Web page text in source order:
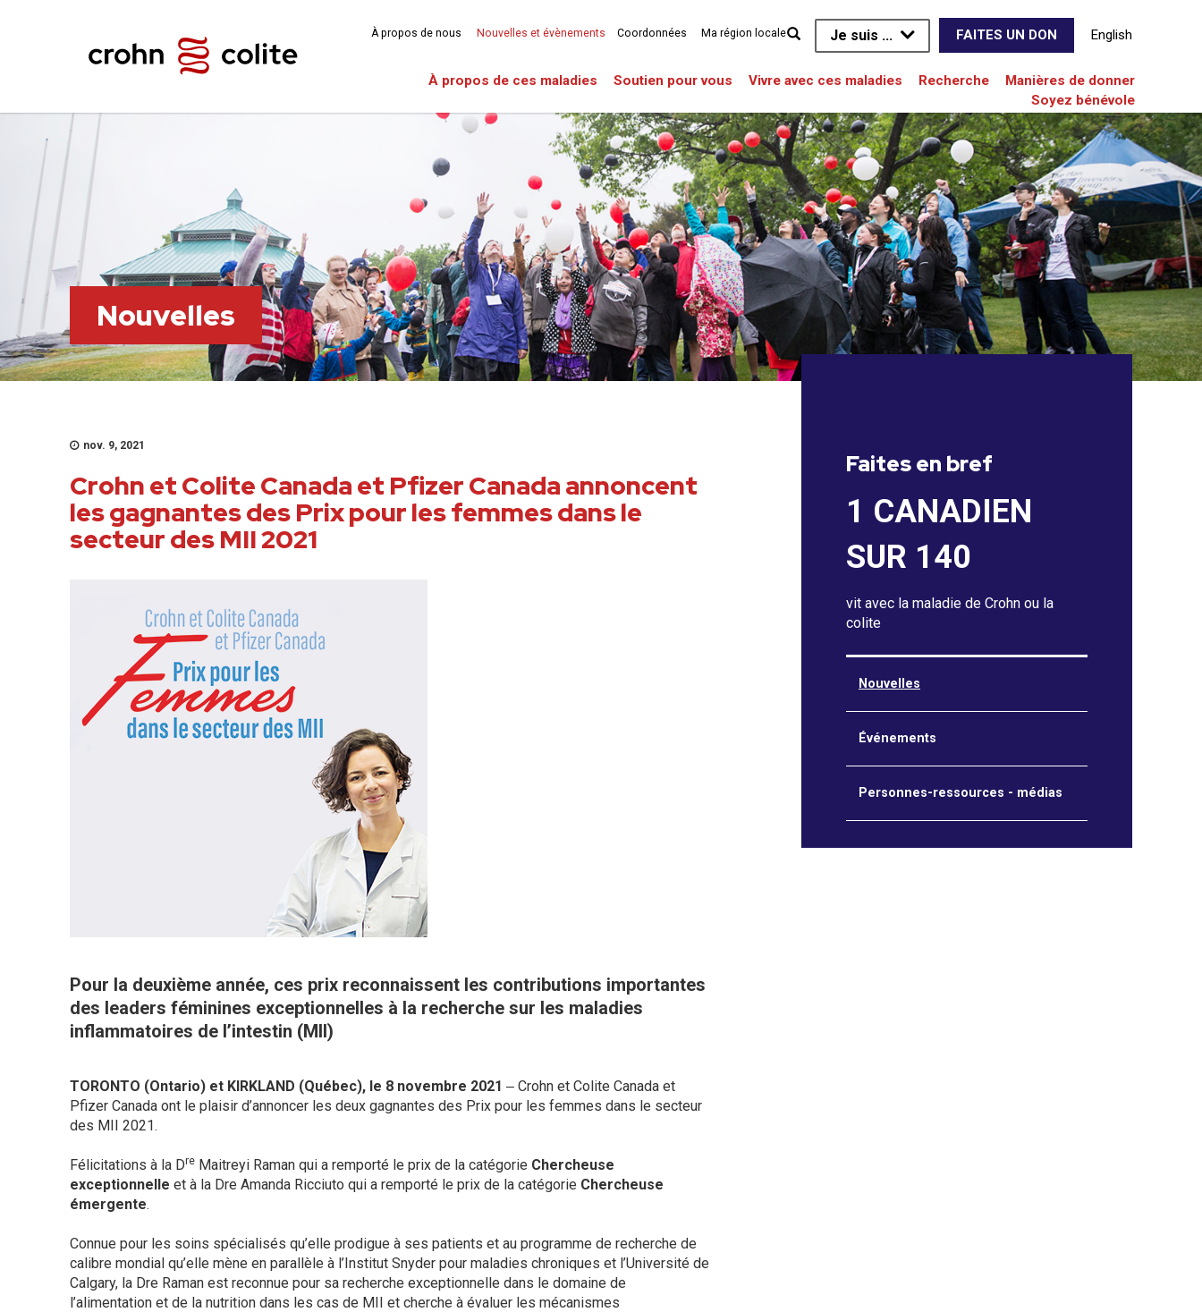
Je suis ... FAITES UN DON English
À propos de ces maladies Soutien pour vous Vivre avec ces maladies Recherche
Manières de donner
Soyez bénévole
À propos de nous Nouvelles et évènements Coordonnées Ma région locale
Nouvelles
nov. 9, 2021
Crohn et Colite Canada et Pfizer Canada annoncent
les gagnantes des Prix pour les femmes dans le
secteur des MII 2021
Pour la deuxième année, ces prix reconnaissent les contributions importantes
des leaders féminines exceptionnelles à la recherche sur les maladies
inflammatoires de l’intestin (MII)
TORONTO (Ontario) et KIRKLAND (Québec), le 8 novembre 2021 ‒ Crohn et Colite Canada et
Pfizer Canada ont le plaisir d’annoncer les deux gagnantes des Prix pour les femmes dans le secteur
des MII 2021.
Félicitations à la Dre Maitreyi Raman qui a remporté le prix de la catégorie Chercheuse
exceptionnelle et à la Dre Amanda Ricciuto qui a remporté le prix de la catégorie Chercheuse
émergente.
Connue pour les soins spécialisés qu’elle prodigue à ses patients et au programme de recherche de
calibre mondial qu’elle mène en parallèle à l’Institut Snyder pour maladies chroniques et l’Université de
Calgary, la Dre Raman est reconnue pour sa recherche exceptionnelle dans le domaine de
l’alimentation et de la nutrition dans les cas de MII et cherche à évaluer les mécanismes
Faites en bref
1 CANADIEN
SUR 140
vit avec la maladie de Crohn ou la
colite
Nouvelles
Événements
Personnes-ressources - médias